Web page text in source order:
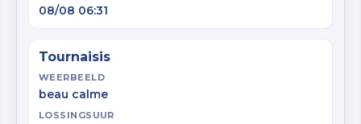
08/08 06:31
Tournaisis
WEERBEELD
beau calme
LOSSINGSUUR